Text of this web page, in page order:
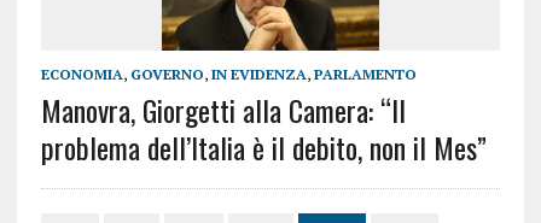
ECONOMIA, GOVERNO, IN EVIDENZA, PARLAMENTO
Manovra, Giorgetti alla Camera: “Il
problema dell’Italia è il debito, non il Mes”